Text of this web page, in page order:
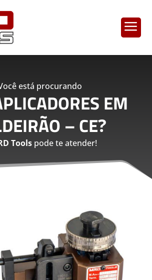
a
está procurando
EM
– CE?
Toolspode te atender!